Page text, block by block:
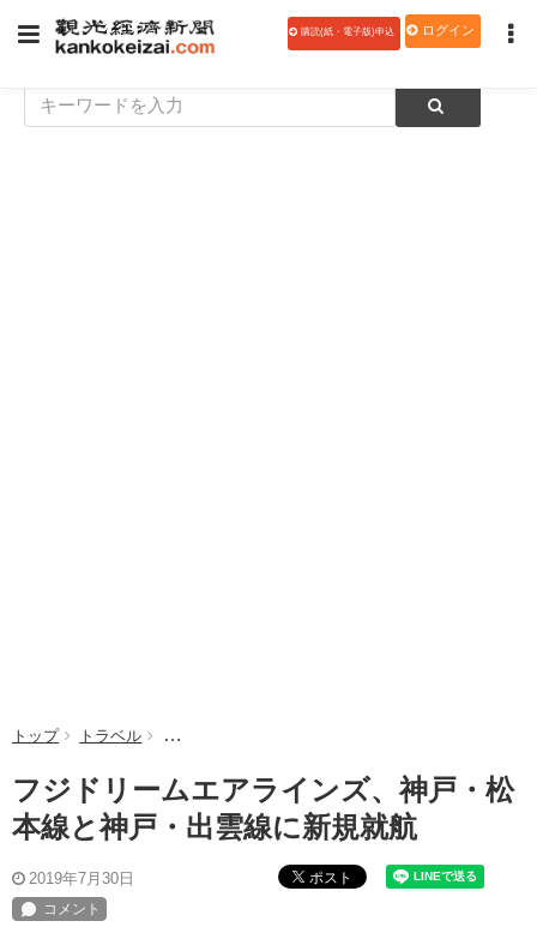
購読(紙・電子版)申込 ログイン
トップ トラベル フジドリームエアラインズ、神戸・松本線と神戸・
フジドリームエアラインズ、神戸・松
本線と神戸・出雲線に新規就航
2019年7月30日 ポスト